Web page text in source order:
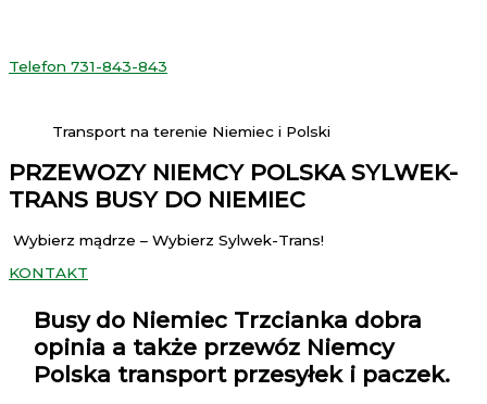
Telefon 731-843-843
Transport na terenie Niemiec i Polski
PRZEWOZY NIEMCY POLSKA SYLWEK-
TRANS BUSY DO NIEMIEC
Wybierz mądrze – Wybierz Sylwek-Trans!
KONTAKT
Busy do Niemiec Trzcianka dobra
opinia a także przewóz Niemcy
Polska transport przesyłek i paczek.